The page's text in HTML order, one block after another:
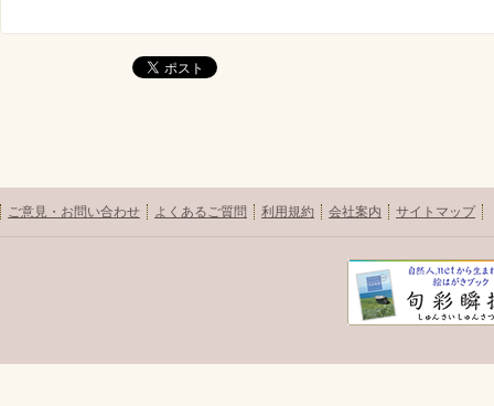
ご意見・お問い合わせ よくあるご質問 利用規約 会社案内 サイトマップ